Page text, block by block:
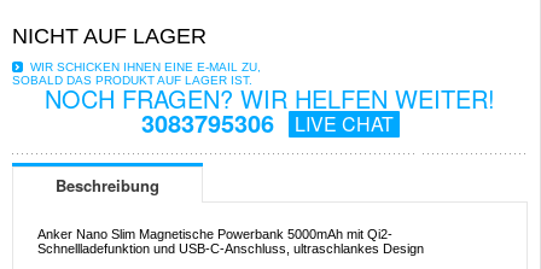
NICHT AUF LAGER
WIR SCHICKEN IHNEN EINE E-MAIL ZU,
SOBALD DAS PRODUKT AUF LAGER IST.
NOCH FRAGEN? WIR HELFEN WEITER!
3083795306 LIVE CHAT
Beschreibung
Anker Nano Slim Magnetische Powerbank 5000mAh mit Qi2-
Schnellladefunktion und USB-C-Anschluss, ultraschlankes Design